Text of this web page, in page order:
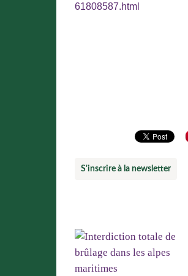
61808587.html
S'inscrire à la newsletter